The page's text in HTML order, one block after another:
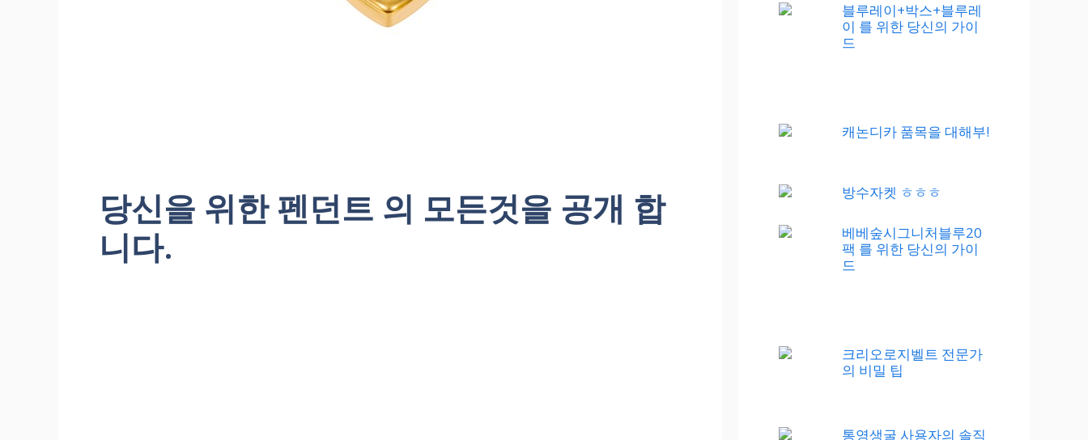
당신을 위한 펜던트 의 모든것을 공개 합
니다.
블루레이+박스+블루레
이 를 위한 당신의 가이
드
캐논디카 품목을 대해부!
방수자켓 ㅎㅎㅎ
베베숲시그니처블루20
팩 를 위한 당신의 가이
드
크리오로지벨트 전문가
의 비밀 팁
통영생굴 사용자의 솔직